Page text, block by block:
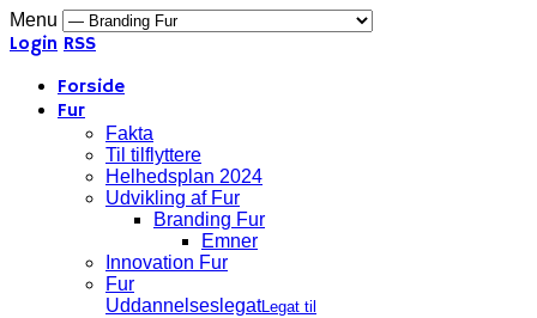
Menu
Login RSS
Forside
Fur
Fakta
Til tilflyttere
Helhedsplan 2024
Udvikling af Fur
Branding Fur
Emner
Innovation Fur
Fur
UddannelseslegatLegat til